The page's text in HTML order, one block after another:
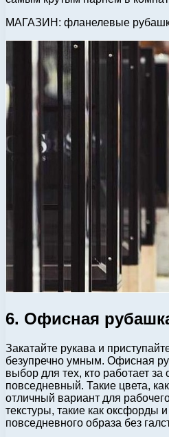
МАГАЗИН: фланелевые
6. Офисная
Закатайте рукава и
безупречно умным. Офисная
выбор для тех, кто работает
повседневный. Такие цвета,
отличный вариант для
текстуры, такие как оксфорды
повседневного образа без